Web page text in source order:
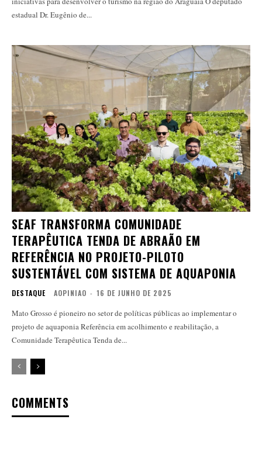
estadual Dr. Eugênio de...
SEAF TRANSFORMA COMUNIDADE
TERAPÊUTICA TENDA DE ABRAÃO EM
REFERÊNCIA NO PROJETO-PILOTO
SUSTENTÁVEL COM SISTEMA DE AQUAPONIA
DESTAQUE AOPINIAO - 16 DE JUNHO DE 2025
Mato Grosso é pioneiro no setor de políticas públicas ao implementar o
projeto de aquaponia Referência em acolhimento e reabilitação, a
Comunidade Terapêutica Tenda de...
COMMENTS